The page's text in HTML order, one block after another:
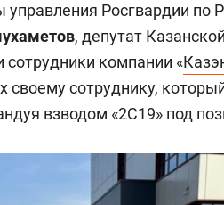
Росгвардии по
, депутат
сотрудники компании «
своему сотруднику,
взводом «2C19» под
Рекомендуем
150 камер до квартиры и
ID вместо ключа: какой
безопасность в ЖК «Нова»